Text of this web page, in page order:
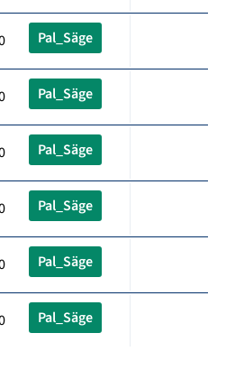
Pal_Säge
Pal_Säge
Pal_Säge
Pal_Säge
Pal_Säge
Pal_Säge